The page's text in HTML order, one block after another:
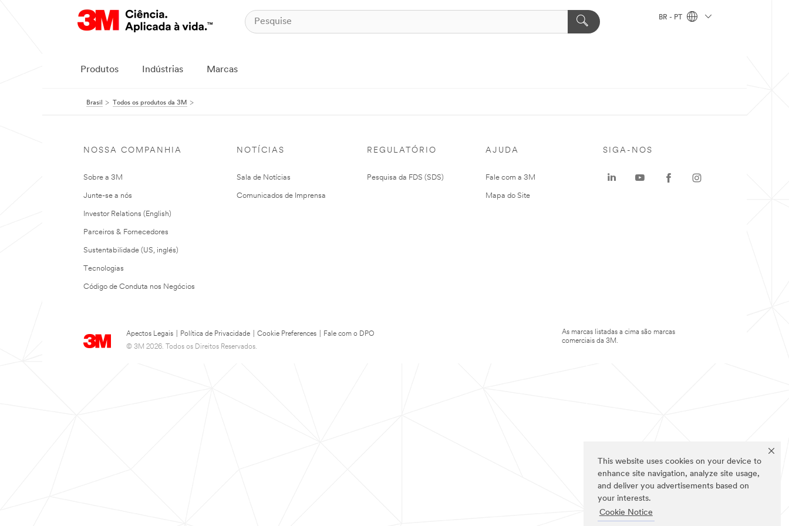
This website uses cookies on your device to
enhance site navigation, analyze site usage,
and deliver you advertisements based on
your interests.
Cookie Notice
BR - PT
Produtos Indústrias Marcas
Brasil Todos os produtos da 3M
NOSSA COMPANHIA
Sobre a 3M
Junte-se a nós
Investor Relations (English)
Parceiros & Fornecedores
Sustentabilidade (US, inglés)
Tecnologias
Código de Conduta nos Negócios
NOTÍCIAS
Sala de Notícias
Comunicados de Imprensa
REGULATÓRIO
Pesquisa da FDS (SDS)
AJUDA
Fale com a 3M
Mapa do Site
Apectos Legais Política de Privacidade Cookie Preferences
Fale com o DPO
© 3M 2026. Todos os Direitos Reservados.
SIGA-NOS
As marcas listadas a cima são marcas
comerciais da 3M.